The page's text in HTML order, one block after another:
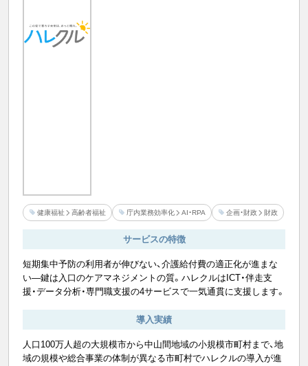
健康福祉 高齢者福祉 庁内業務効率化 AI・RPA 企画・財政 財政
サービスの特徴
短期集中予防の利用者が伸びない、介護給付費の適正化が進まな
い―鍵は入口のケアマネジメントの質。ハレクルはICT・伴走支
援・データ分析・専門職支援の4サービスで一気通貫に支援します。
導入実績
人口100万人超の大規模市から中山間地域の小規模市町村まで、地
域の規模や総合事業の体制が異なる市町村でハレクルの導入が進